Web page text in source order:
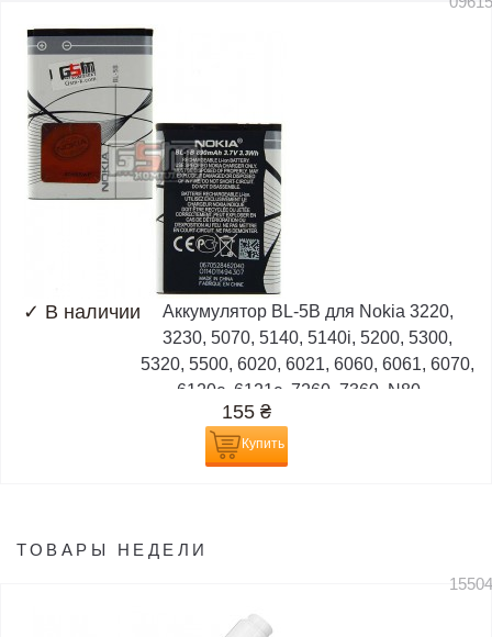
✓ В наличии
Аккумулятор BL-5B для Nokia 3220,
3230, 5070, 5140, 5140i, 5200, 5300,
5320, 5500, 6020, 6021, 6060, 6061, 6070,
6120c, 6121c, 7260, 7360, N80,...
155 ₴
Купить
ТОВАРЫ НЕДЕЛИ